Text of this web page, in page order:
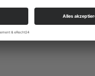
(Mit-
trifft sich zu einer